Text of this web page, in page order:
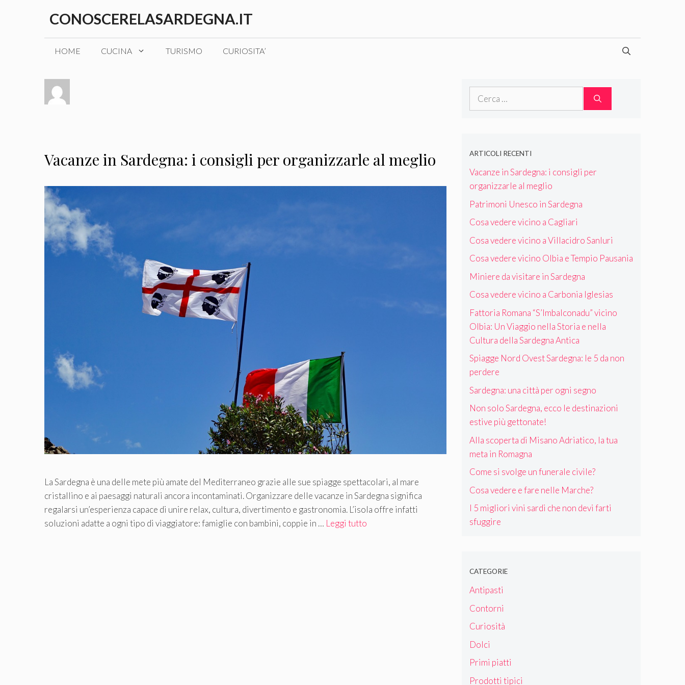
CONOSCERELASARDEGNA.IT
HOME CUCINA TURISMO CURIOSITA’
Vacanze in Sardegna: i consigli per organizzarle al meglio
La Sardegna è una delle mete più amate del Mediterraneo grazie alle sue spiagge spettacolari, al mare
cristallino e ai paesaggi naturali ancora incontaminati. Organizzare delle vacanze in Sardegna significa
regalarsi un’esperienza capace di unire relax, cultura, divertimento e gastronomia. L’isola offre infatti
soluzioni adatte a ogni tipo di viaggiatore: famiglie con bambini, coppie in … Leggi tutto
Ricerca
ARTICOLI RECENTI
Vacanze in Sardegna: i consigli per
organizzarle al meglio
Patrimoni Unesco in Sardegna
Cosa vedere vicino a Cagliari
Cosa vedere vicino a Villacidro Sanluri
Cosa vedere vicino Olbia e Tempio Pausania
Miniere da visitare in Sardegna
Cosa vedere vicino a Carbonia Iglesias
Fattoria Romana “S’Imbalconadu” vicino
Olbia: Un Viaggio nella Storia e nella
Cultura della Sardegna Antica
Spiagge Nord Ovest Sardegna: le 5 da non
perdere
Sardegna: una città per ogni segno
Non solo Sardegna, ecco le destinazioni
estive più gettonate!
Alla scoperta di Misano Adriatico, la tua
meta in Romagna
Come si svolge un funerale civile?
Cosa vedere e fare nelle Marche?
I 5 migliori vini sardi che non devi farti
sfuggire
CATEGORIE
Antipasti
Contorni
Curiosità
Dolci
Primi piatti
Prodotti tipici